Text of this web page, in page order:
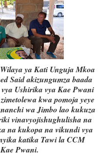
ya Kati Unguja Mkoa
Said akizungumza baada
Ushirika vya Kae Pwani
kwa pomoja yeye
wa Jimbo lao kukuza
vinavyojishughulisha na
na kukopa na vikundi vya
katika Tawi la CCM
Pwani.